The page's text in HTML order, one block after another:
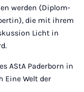
werden (Diplom-
die mit ihrem
Licht in
AStA Paderborn in
Eine Welt der